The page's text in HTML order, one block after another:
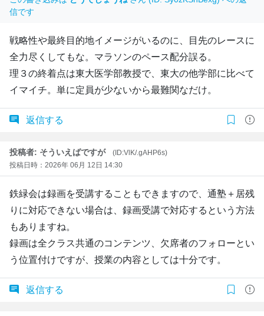
信です
戦略性や最終目的地イメージがいるのに、目先のレースに
全力尽くしてもな。マラソンのペース配分誤る。
理３の終着点は東大医学部教授で、東大の他学部に比べて
イマイチ。単に定員が少ないから最難関なだけ。
返信する
投稿者: そういえばですが
(ID:VlK/.gAHP6s)
投稿日時：2026年 06月 12日 14:30
鉄緑会は録画を受講することもできますので、通塾＋居残
りに対応できない場合は、録画受講で対応するという方法
もありますね。
録画は全クラス共通のコンテンツ、欠席者のフォローとい
う位置付けですが、授業の内容としては十分です。
返信する